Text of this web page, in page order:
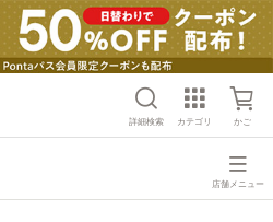
詳細検索 カテゴリ かご
店舗メニュー